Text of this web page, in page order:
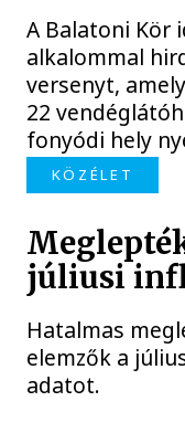
A Balatoni Kör
alkalommal
versenyt,
22
fonyódi hely
KÖZÉLET
júliusi
Hatalmas
elemzők a
adatot.